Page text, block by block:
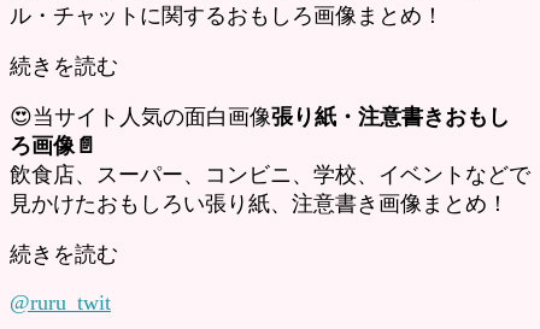
ル・チャットに関するおもしろ画像まとめ！
続きを読む
😍当サイト人気の面白画像張り紙・注意書きおもし
ろ画像📄
飲食店、スーパー、コンビニ、学校、イベントなどで
見かけたおもしろい張り紙、注意書き画像まとめ！
続きを読む
@ruru_twit